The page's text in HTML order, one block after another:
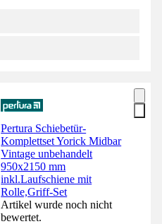
Pertura Schiebetür-
Komplettset Yorick Midbar
Vintage unbehandelt
950x2150 mm
inkl.Laufschiene mit
Rolle,Griff-Set
Artikel wurde noch nicht
bewertet.